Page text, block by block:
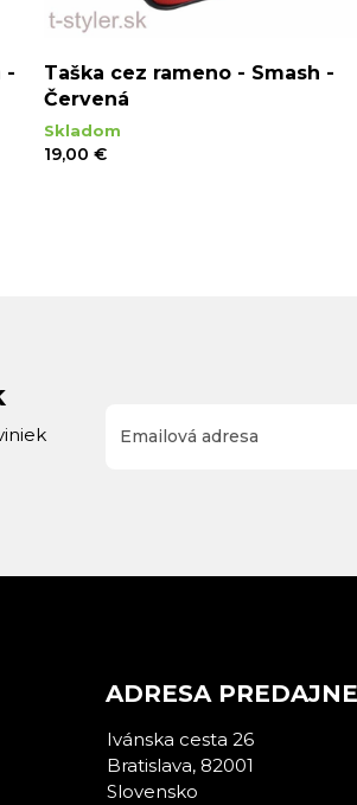
-
Taška cez rameno - Smash -
Červená
Skladom
19,00 €
ADRESA PREDAJNE
Ivánska cesta 26
Bratislava, 82001
Slovensko